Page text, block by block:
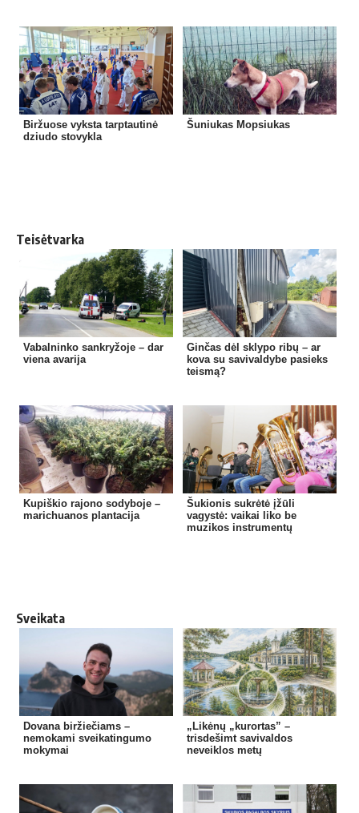
Biržuose vyksta tarptautinė
dziudo stovykla
Šuniukas Mopsiukas
Teisėtvarka
Vabalninko sankryžoje – dar
viena avarija
Ginčas dėl sklypo ribų – ar
kova su savivaldybe pasieks
teismą?
Kupiškio rajono sodyboje –
marichuanos plantacija
Šukionis sukrėtė įžūli
vagystė: vaikai liko be
muzikos instrumentų
Sveikata
Dovana biržiečiams –
nemokami sveikatingumo
mokymai
„Likėnų „kurortas” –
trisdešimt savivaldos
neveiklos metų